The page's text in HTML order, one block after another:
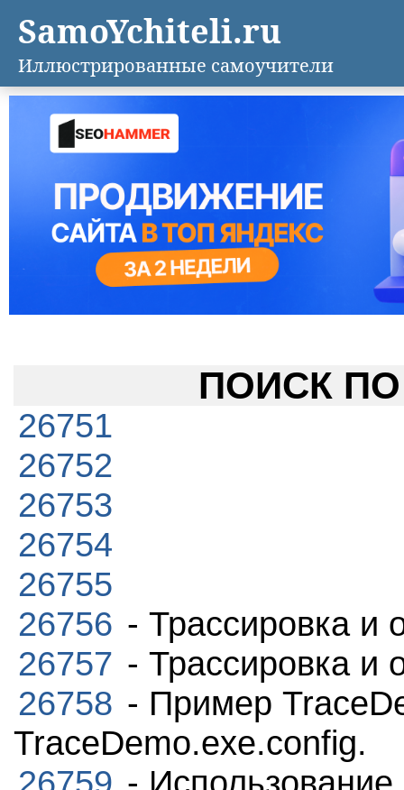
ПОИСК ПО
26751
26752
26753
26754
26755
26756 - Трассировка и
26757 - Трассировка и
26758 - Пример
TraceDemo.exe.config.
SamoYchiteli.ru
Иллюстрированные самоучители